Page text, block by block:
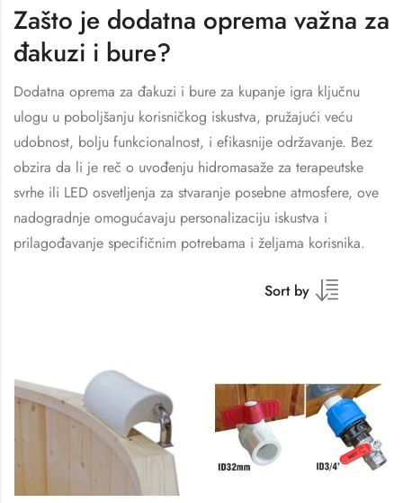
Zašto je dodatna oprema važna za
đakuzi i bure?
Dodatna oprema za đakuzi i bure za kupanje igra ključnu
ulogu u poboljšanju korisničkog iskustva, pružajući veću
udobnost, bolju funkcionalnost, i efikasnije održavanje. Bez
obzira da li je reč o uvođenju hidromasaže za terapeutske
svrhe ili LED osvetljenja za stvaranje posebne atmosfere, ove
nadogradnje omogućavaju personalizaciju iskustva i
prilagođavanje specifičnim potrebama i željama korisnika.
Sort by